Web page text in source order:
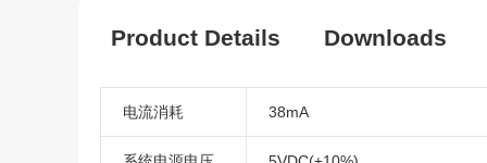
Product Details Downloads
电流消耗 38mA